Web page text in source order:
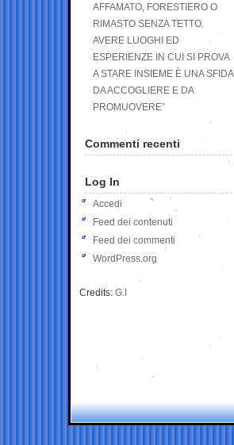
AFFAMATO, FORESTIERO O
RIMASTO SENZA TETTO.
AVERE LUOGHI ED
ESPERIENZE IN CUI SI PROVA
A STARE INSIEME È UNA SFIDA
DA ACCOGLIERE E DA
PROMUOVERE”
Commenti recenti
Log In
Accedi
Feed dei contenuti
Feed dei commenti
WordPress.org
Credits: G.I